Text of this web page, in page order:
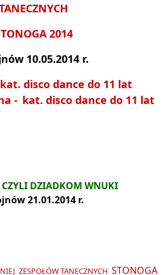
2014
10.05.2014 r.
disco dance do 11 lat
- kat. disco dance do 11 lat
DZIADKOM WNUKI
21.01.2014 r.
ZESPOŁÓW TANECZNYCH STONOGA